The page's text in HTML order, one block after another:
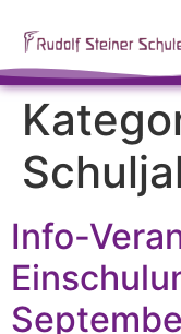
Info-